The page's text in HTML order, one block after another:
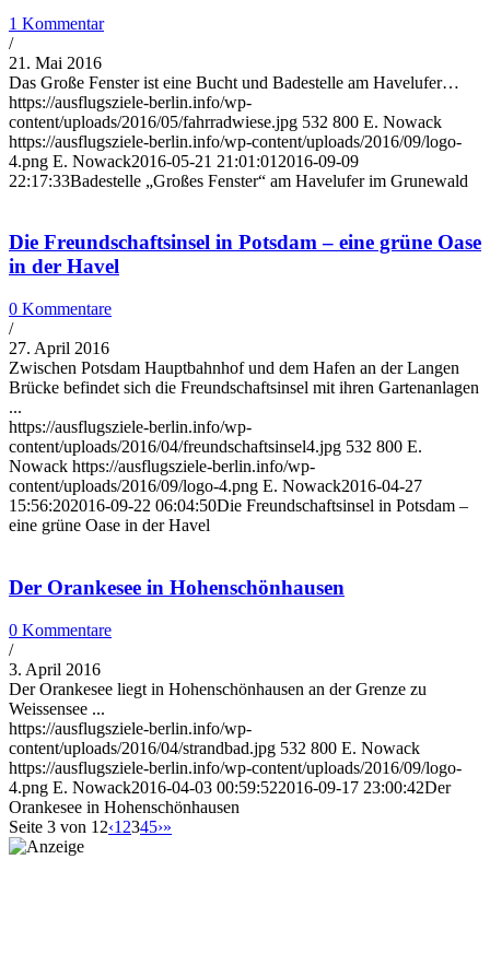
1 Kommentar
/
21. Mai 2016
Das Große Fenster ist eine Bucht und Badestelle am Havelufer…
https://ausflugsziele-berlin.info/wp-
content/uploads/2016/05/fahrradwiese.jpg 532 800 E. Nowack
https://ausflugsziele-berlin.info/wp-content/uploads/2016/09/logo-
4.png E. Nowack2016-05-21 21:01:01 2016-09-09
22:17:33Badestelle „Großes Fenster“ am Havelufer im Grunewald
Die Freundschaftsinsel in Potsdam – eine grüne Oase
in der Havel
0 Kommentare
/
27. April 2016
Zwischen Potsdam Hauptbahnhof und dem Hafen an der Langen
Brücke befindet sich die Freundschaftsinsel mit ihren Gartenanlagen
...
https://ausflugsziele-berlin.info/wp-
content/uploads/2016/04/freundschaftsinsel4.jpg 532 800 E.
Nowack https://ausflugsziele-berlin.info/wp-
content/uploads/2016/09/logo-4.png E. Nowack2016-04-27
15:56:202016-09-22 06:04:50Die Freundschaftsinsel in Potsdam –
eine grüne Oase in der Havel
Der Orankesee in Hohenschönhausen
0 Kommentare
/
3. April 2016
Der Orankesee liegt in Hohenschönhausen an der Grenze zu
Weissensee ...
https://ausflugsziele-berlin.info/wp-
content/uploads/2016/04/strandbad.jpg 532 800 E. Nowack
https://ausflugsziele-berlin.info/wp-content/uploads/2016/09/logo-
4.png E. Nowack2016-04-03 00:59:522016-09-17 23:00:42Der
Orankesee in Hohenschönhausen
Seite 3 von 12‹1 2345›»